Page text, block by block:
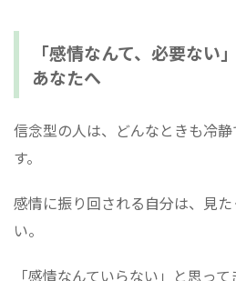
「感情なんて、必要な
あなたへ
信念型の人は、どんなときも冷
す。
感情に振り回される自分は、見
い。
「感情なんていらない」と思っ